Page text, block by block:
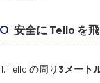
安全に Tello を
1. Tello の周り 3メート